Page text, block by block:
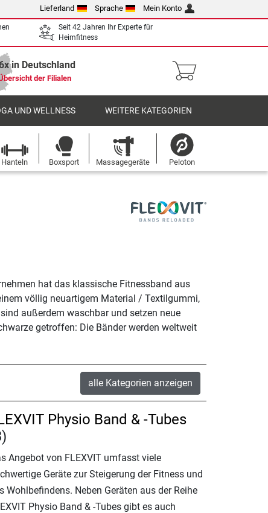
Lieferland Sprache Mein Konto
Seit 42 Jahren Ihr Experte für
Heimfitness
in Deutschland
der Filialen
UND WELLNESS WEITERE KATEGORIEN
Hanteln Boxsport Massagegeräte Peloton
hat das klassische Fitnessband aus
völlig neuartigem Material / Textilgummi,
außerdem waschbar und setzen neue
getroffen: Die Bänder werden weltweit
alle Kategorien anzeigen
Physio Band & -Tubes
Angebot von FLEXVIT umfasst viele
Geräte zur Steigerung der Fitness und
Wohlbefindens. Neben Geräten aus der Reihe
Physio Band & -Tubes gibt es auch